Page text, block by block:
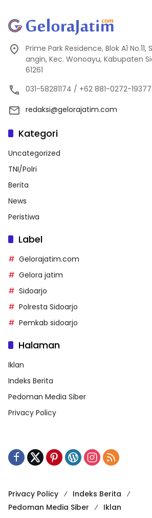
Prime Park Residence, Blok A1
angin, Kec. Wonoayu, Kabupaten
61261
031-58281174 / +62 881-0272-19377
redaksi@gelorajatim.com
Kategori
Uncategorized
TNI/Polri
Berita
News
Peristiwa
Label
Gelorajatim.com
Gelora jatim
Sidoarjo
Polresta Sidoarjo
Pemkab sidoarjo
Halaman
Iklan
Indeks Berita
Pedoman Media Siber
Privacy Policy
Privacy Policy
Indeks Berita
Pedoman Media Siber
Iklan